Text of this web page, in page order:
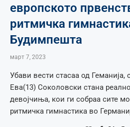
европското
ритмичка
Будимпешта
март 7, 2023
Убави вести стасаа од
Ева(13) Соколовски стана
девојчиња, кои ги собраа сите
ритмичка гимнастика во